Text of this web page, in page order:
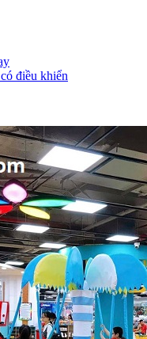
điều khiển